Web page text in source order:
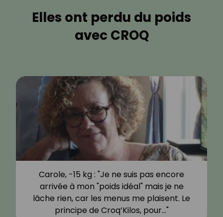
Elles ont perdu du poids
avec CROQ
Carole, -15 kg : "Je ne suis pas encore
arrivée à mon "poids idéal" mais je ne
lâche rien, car les menus me plaisent. Le
principe de Croq’Kilos, pour…"